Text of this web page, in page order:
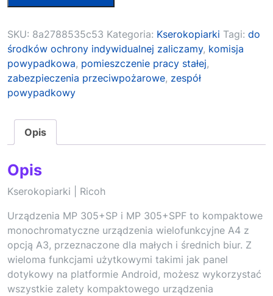
SKU: 8a2788535c53 Kategoria: Kserokopiarki Tagi: do
środków ochrony indywidualnej zaliczamy, komisja
powypadkowa, pomieszczenie pracy stałej,
zabezpieczenia przeciwpożarowe, zespół
powypadkowy
Opis
Opis
Kserokopiarki | Ricoh
Urządzenia MP 305+SP i MP 305+SPF to kompaktowe
monochromatyczne urządzenia wielofunkcyjne A4 z
opcją A3, przeznaczone dla małych i średnich biur. Z
wieloma funkcjami użytkowymi takimi jak panel
dotykowy na platformie Android, możesz wykorzystać
wszystkie zalety kompaktowego urządzenia